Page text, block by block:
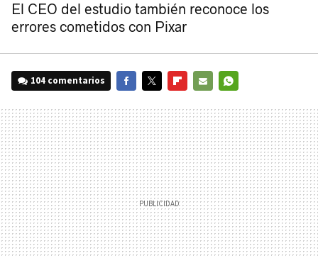
El CEO del estudio también reconoce los
errores cometidos con Pixar
104 comentarios
MAIL